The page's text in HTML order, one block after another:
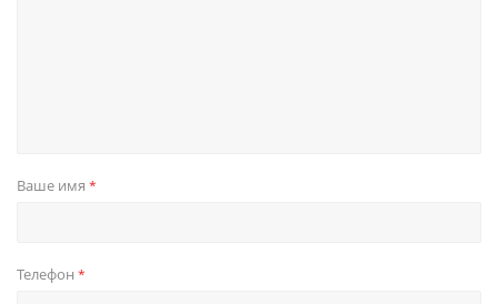
Ваше имя *
Телефон *